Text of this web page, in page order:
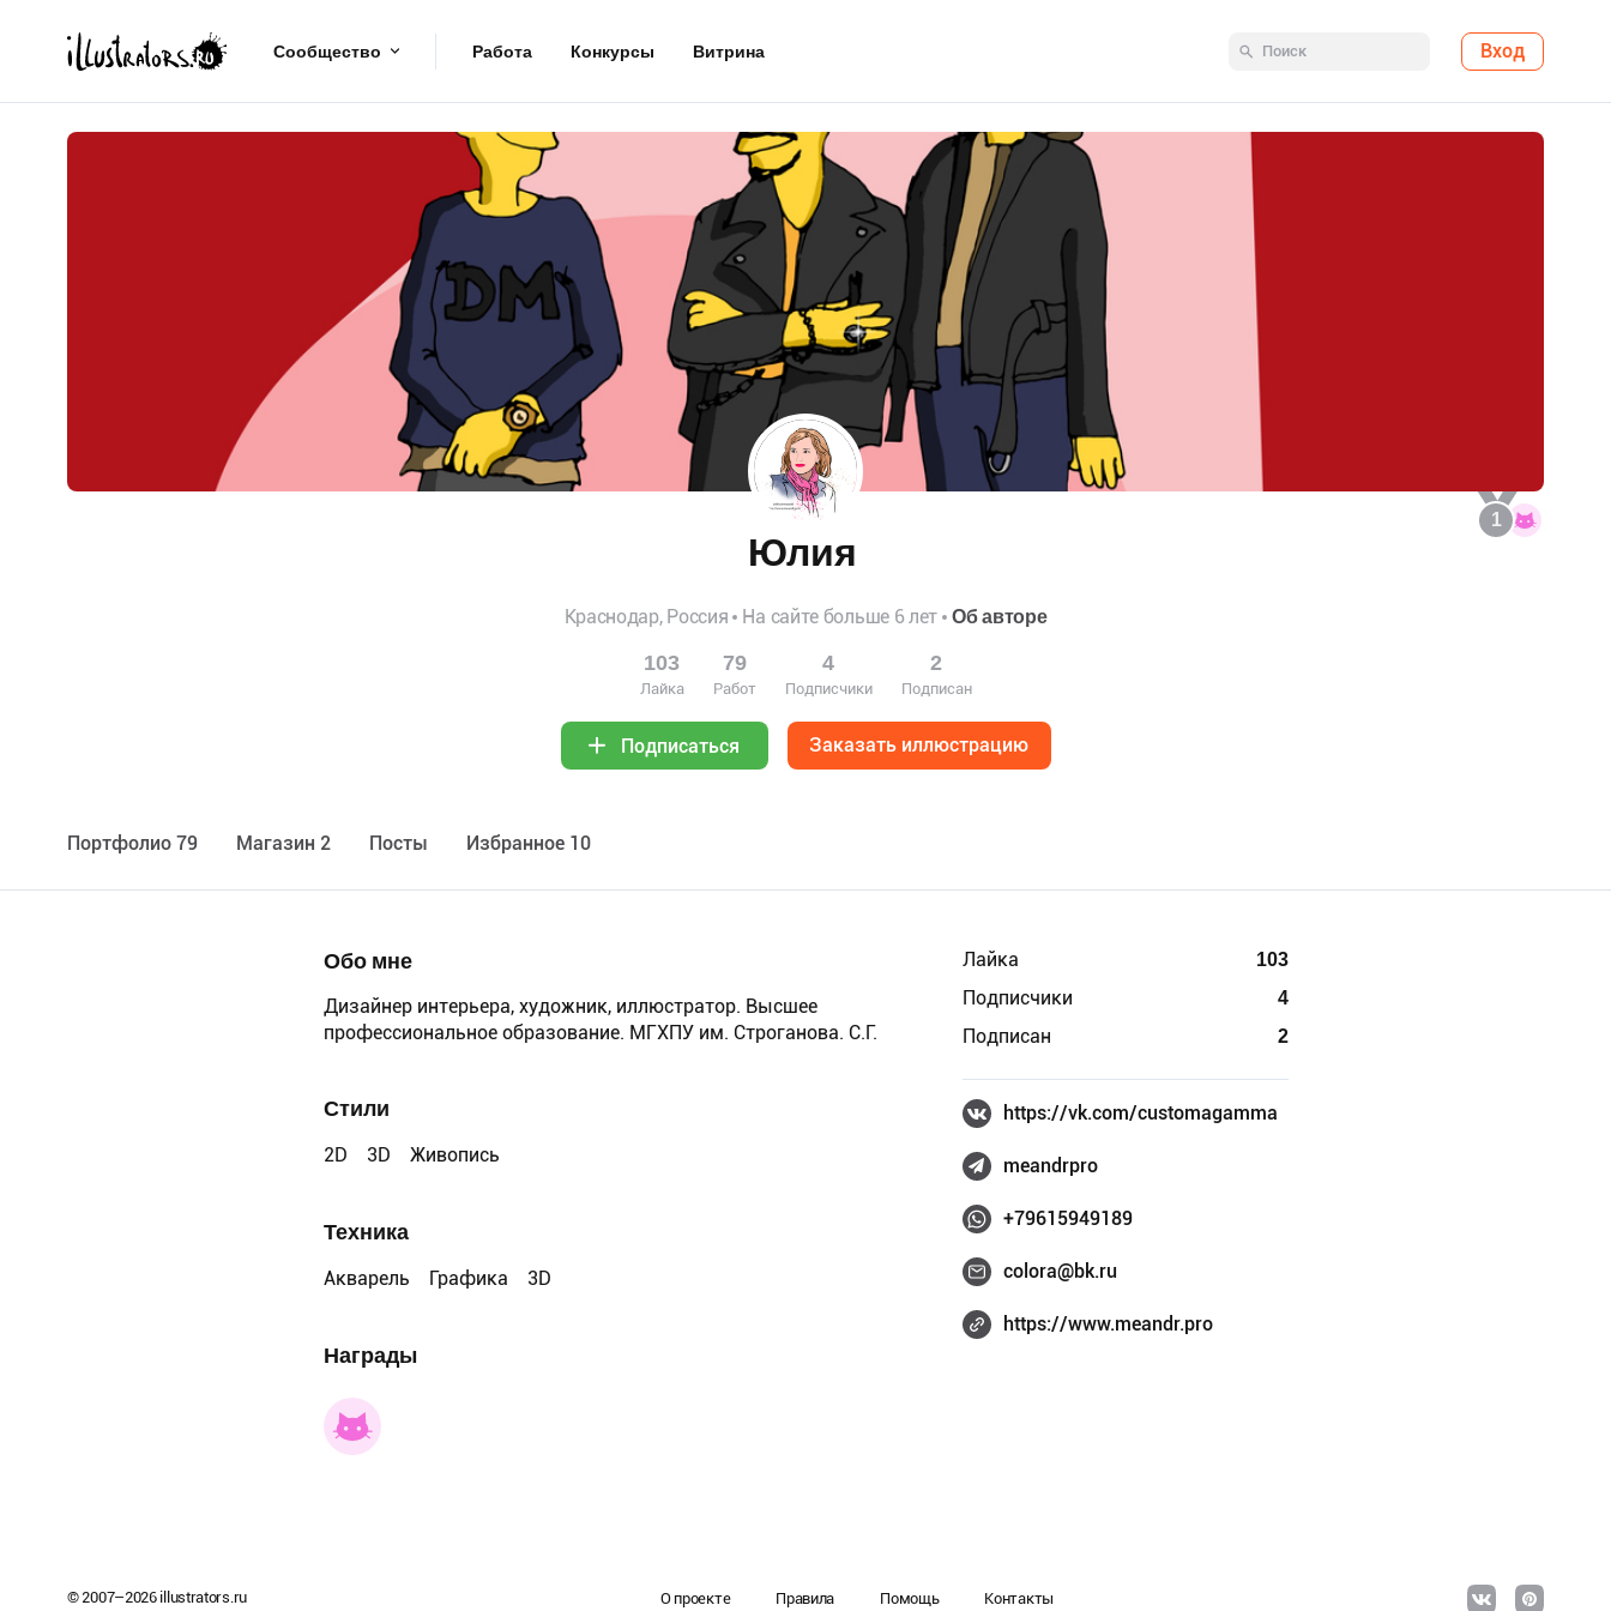
Сообщество Работа Конкурсы Витрина Вход
1
Юлия
Краснодар, Россия На сайте больше 6 лет Об авторе
103
Лайка
79
Работ
4
Подписчики
2
Подписан
Подписаться Заказать иллюстрацию
Портфолио 79 Maгазин 2 Посты Избранное 10
Обо мне
Дизайнер интерьера, художник, иллюстратор. Высшее
профессиональное образование. МГХПУ им. Строганова. С.Г.
Стили
2D 3D Живопись
Техника
Акварель Графика 3D
Награды
Лайка
103
Подписчики
4
Подписан
2
https://vk.com/customagamma
meandrpro
+79615949189
colora@bk.ru
https://www.meandr.pro
© 2007–2026illustrators.ru О проекте Правила Помощь Контакты